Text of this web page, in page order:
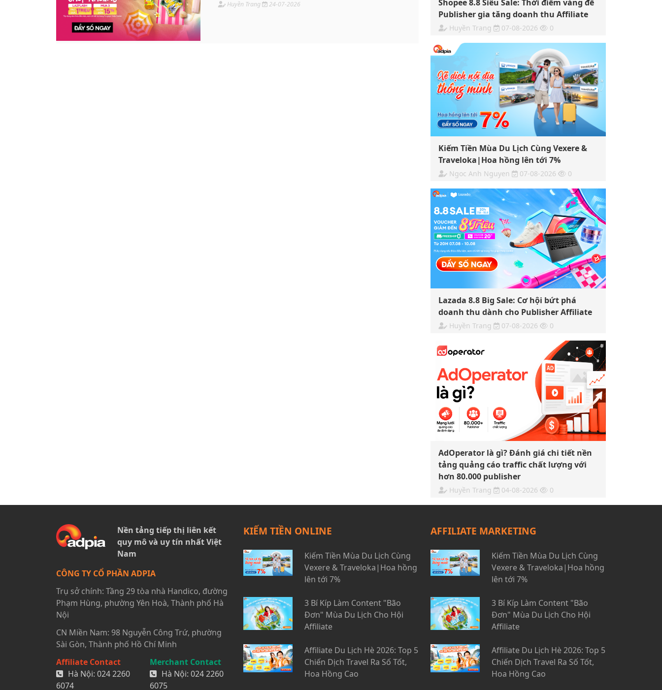
Huyền Trang 24-07-2026
Shopee 8.8 Siêu Sale: Thời điểm vàng để
Publisher gia tăng doanh thu Affiliate
Huyền Trang 07-08-2026 0
Kiếm Tiền Mùa Du Lịch Cùng Vexere &
Traveloka|Hoa hồng lên tới 7%
Ngoc Anh Nguyen 07-08-2026 0
Lazada 8.8 Big Sale: Cơ hội bứt phá
doanh thu dành cho Publisher Affiliate
Huyền Trang 07-08-2026 0
AdOperator là gì? Đánh giá chi tiết nền
tảng quảng cáo traffic chất lượng với
hơn 80.000 publisher
Huyền Trang 04-08-2026 0
Nền tảng tiếp thị liên kết
quy mô và uy tín nhất Việt
Nam
CÔNG TY CỔ PHẦN ADPIA
Trụ sở chính: Tầng 29 tòa nhà Handico, đường
Phạm Hùng, phường Yên Hoà, Thành phố Hà
Nội
CN Miền Nam: 98 Nguyễn Công Trứ, phường
Sài Gòn, Thành phố Hồ Chí Minh
Affiliate Contact
Hà Nội: 024 2260
6074
Merchant Contact
Hà Nội: 024 2260
6075
KIẾM TIỀN ONLINE
Kiếm Tiền Mùa Du Lịch Cùng
Vexere & Traveloka|Hoa hồng
lên tới 7%
3 Bí Kíp Làm Content "Bão
Đơn" Mùa Du Lịch Cho Hội
Affiliate
Affiliate Du Lịch Hè 2026: Top 5
Chiến Dịch Travel Ra Số Tốt,
Hoa Hồng Cao
AFFILIATE MARKETING
Kiếm Tiền Mùa Du Lịch Cùng
Vexere & Traveloka|Hoa hồng
lên tới 7%
3 Bí Kíp Làm Content "Bão
Đơn" Mùa Du Lịch Cho Hội
Affiliate
Affiliate Du Lịch Hè 2026: Top 5
Chiến Dịch Travel Ra Số Tốt,
Hoa Hồng Cao